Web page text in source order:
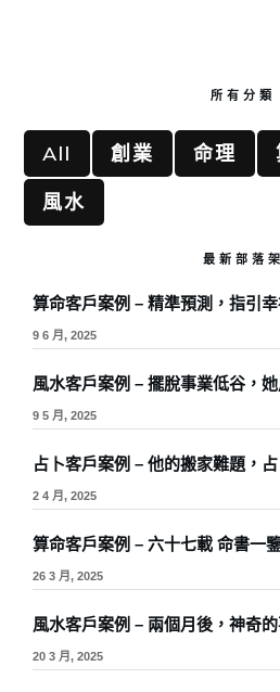
所有分類
All 創業 命理
風水
最新部落架
算命客戶案例 – 精準預測，指引
9 6 月, 2025
風水客戶案例 – 擺脫事業低谷，
9 5 月, 2025
占卜客戶案例 – 他的搬家難題，
2 4 月, 2025
算命客戶案例 – 六十七載 命書一
26 3 月, 2025
風水客戶案例 – 兩個月後，神奇
20 3 月, 2025